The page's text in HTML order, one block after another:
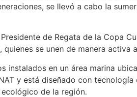
se llevó a cabo la
de Regata de la Copa
quienes se unen de manera
en un área marina
y está diseñado con
de la región.